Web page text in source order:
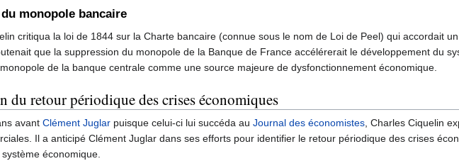
monopole bancaire
critiqua la loi de 1844 sur la Charte bancaire (connue sous le nom de Loi de Peel) qui accordait
que la suppression du monopole de la Banque de France accélérerait le développement du
de la banque centrale comme une source majeure de dysfonctionnement économique.
du retour périodique des crises économiques
avant Clément Juglar puisque celui-ci lui succéda au Journal des économistes , Charles Ciquelin
Il a anticipé Clément Juglar dans ses efforts pour identifier le retour périodique des crises
économique.